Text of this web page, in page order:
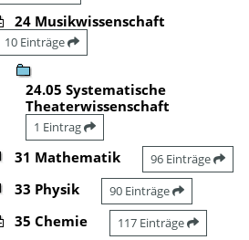
24 Musikwissenschaft
10 Einträge
24.05 Systematische
Theaterwissenschaft
1 Eintrag
31 Mathematik 96 Einträge
33 Physik 90 Einträge
35 Chemie 117 Einträge